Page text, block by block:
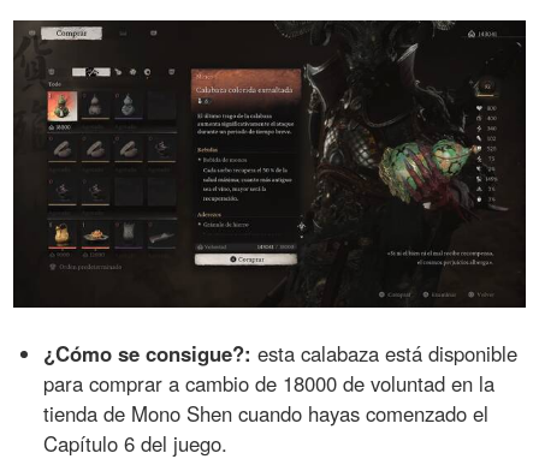
¿Cómo se consigue?: esta calabaza está disponible
para comprar a cambio de 18000 de voluntad en la
tienda de Mono Shen cuando hayas comenzado el
Capítulo 6 del juego.